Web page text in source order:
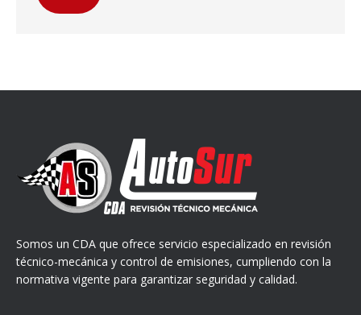
Somos un CDA que ofrece servicio especializado en revisión
técnico-mecánica y control de emisiones, cumpliendo con la
normativa vigente para garantizar seguridad y calidad.